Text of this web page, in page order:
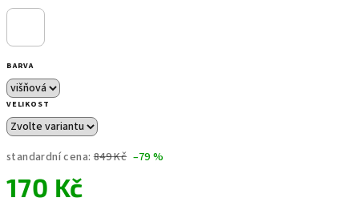
BARVA
VELIKOST
standardní cena: 849 Kč –79 %
170 Kč